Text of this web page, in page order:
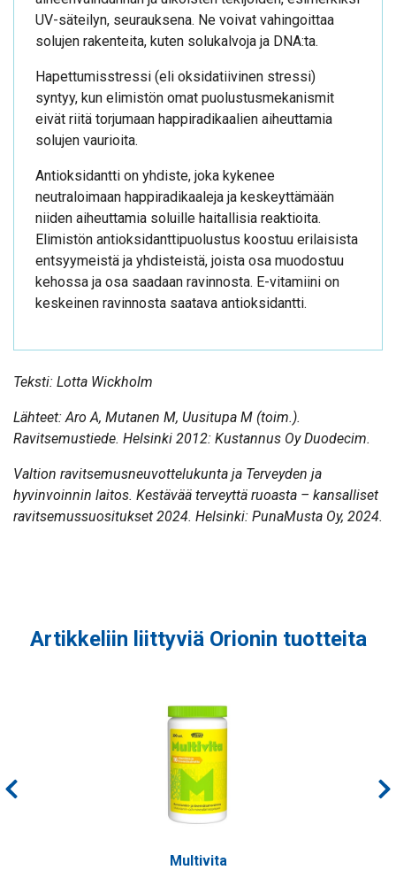
UV-säteilyn, seurauksena. Ne voivat vahingoittaa
solujen rakenteita, kuten solukalvoja ja DNA:ta.
Hapettumisstressi (eli oksidatiivinen stressi)
syntyy, kun elimistön omat puolustusmekanismit
eivät riitä torjumaan happiradikaalien aiheuttamia
solujen vaurioita.
Antioksidantti on yhdiste, joka kykenee
neutraloimaan happiradikaaleja ja keskeyttämään
niiden aiheuttamia soluille haitallisia reaktioita.
Elimistön antioksidanttipuolustus koostuu erilaisista
entsyymeistä ja yhdisteistä, joista osa muodostuu
kehossa ja osa saadaan ravinnosta. E-vitamiini on
keskeinen ravinnosta saatava antioksidantti.
Teksti: Lotta Wickholm
Lähteet:Aro A, Mutanen M, Uusitupa M (toim.).
Ravitsemustiede. Helsinki 2012: Kustannus Oy Duodecim.
Valtion ravitsemusneuvottelukunta ja Terveyden ja
hyvinvoinnin laitos. Kestävää terveyttä ruoasta – kansalliset
ravitsemussuositukset 2024. Helsinki: PunaMusta Oy, 2024.
Artikkeliin liittyviä Orionin tuotteita
Multivita